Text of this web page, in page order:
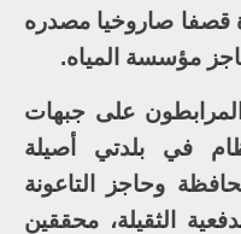
قصفا صاروخيا مصدره
مؤسسة المياه.
على جبهات
في بلدتي أصيلة
وحاجز التاعونة
الثقيلة، محققين